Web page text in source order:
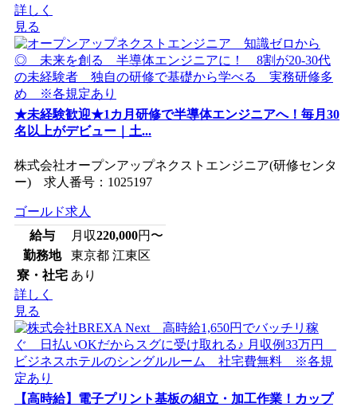
詳しく
見る
★未経験歓迎★1カ月研修で半導体エンジニアへ！毎月30
名以上がデビュー｜土...
株式会社オープンアップネクストエンジニア(研修センタ
ー) 求人番号：1025197
ゴールド求人
給与
月収220,000円〜
勤務地
東京都 江東区
寮・社宅 あり
詳しく
見る
【高時給】電子プリント基板の組立・加工作業！カップ